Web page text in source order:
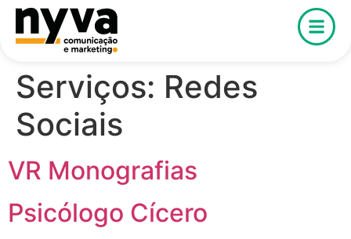
Serviços: Redes
Sociais
VR Monografias
Psicólogo Cícero